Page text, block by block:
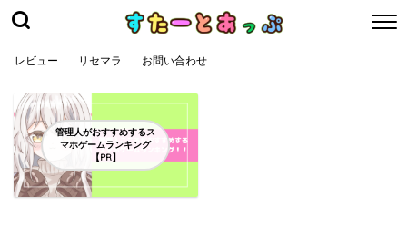
レビュー リセマラ お問い合わせ
管理人がおすすめするス
マホゲームランキング
【PR】